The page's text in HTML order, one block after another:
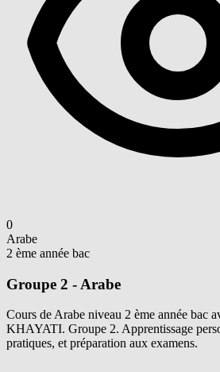
0
Arabe
2 ème année bac
Groupe 2 - Arabe
Cours de Arabe niveau 2 ème année bac
KHAYATI. Groupe 2. Apprentissage
pratiques, et préparation aux examens.